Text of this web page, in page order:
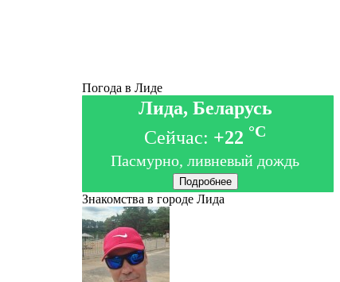
Погода в Лиде
Лида, Беларусь
Сейчас: +22 °C
Пасмурно, ливневый дождь
Подробнее
Знакомства в городе Лида